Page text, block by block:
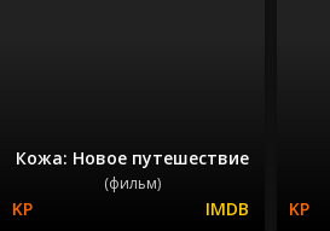
Кожа: Новое путешествие
(фильм)